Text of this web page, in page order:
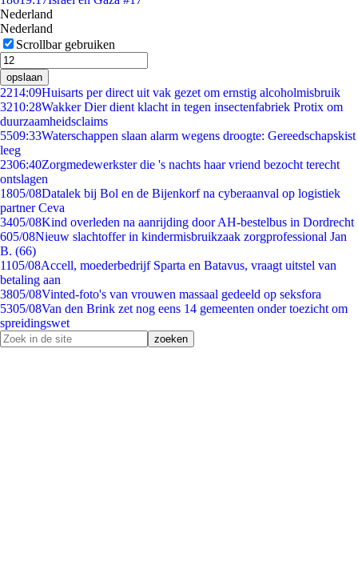
Nederland
Nederland
Scrollbar gebruiken
opslaan
2214:09Huisarts per direct uit vak gezet om ernstig alcoholmisbruik
3210:28Wakker Dier dient klacht in tegen insectenfabriek Protix om
duurzaamheidsclaims
5509:33Waterschappen slaan alarm wegens droogte: Gereedschapskist
leeg
2306:40Zorgmedewerkster die 's nachts haar vriend bezocht terecht
ontslagen
1805/08Datalek bij Bol en de Bijenkorf na cyberaanval op logistiek
partner Ceva
3405/08Kind overleden na aanrijding door AH-bestelbus in Dordrecht
605/08Nieuw slachtoffer in kindermisbruikzaak zorgprofessional Jan
B. (66)
1105/08Accell, moederbedrijf Sparta en Batavus, vraagt uitstel van
betaling aan
3805/08Vinted-foto's van vrouwen massaal gedeeld op seksfora
5305/08Van den Brink zet nog eens 14 gemeenten onder toezicht om
spreidingswet